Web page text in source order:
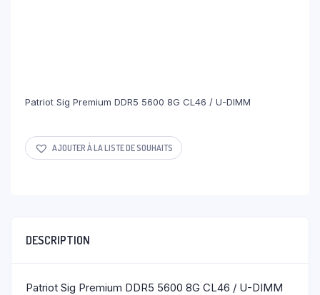
Patriot Sig Premium DDR5 5600 8G CL46 / U-DIMM
AJOUTER À LA LISTE DE SOUHAITS
DESCRIPTION
Patriot Sig Premium DDR5 5600 8G CL46 / U-DIMM